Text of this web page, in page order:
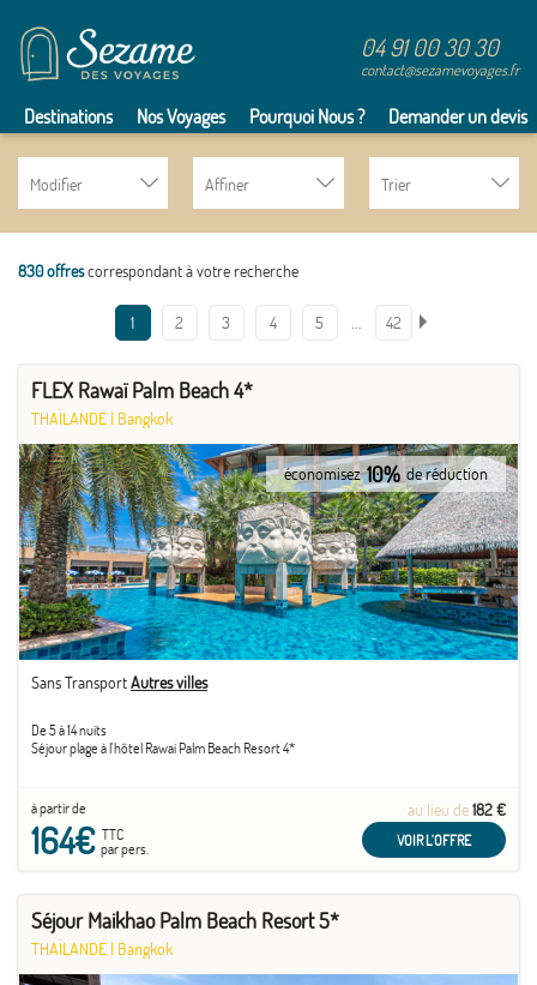
04 91 00 30 30
contact@sezamevoyages.fr
Destinations Nos Voyages Pourquoi Nous ? Demander un devis
Modifier Affiner Trier
830 offrescorrespondant à votre recherche
1 2 3 4 5 … 42
FLEX Rawaï Palm Beach 4*
THAÏLANDE | Bangkok
économisez 10% de réduction
Sans TransportAutres villes
De 5 à 14 nuits
Séjour plage à l'hôtel Rawai Palm Beach Resort 4*
à partir de
164€TTC
par pers.
au lieu de182 €
VOIR L'OFFRE
Séjour Maikhao Palm Beach Resort 5*
THAÏLANDE | Bangkok